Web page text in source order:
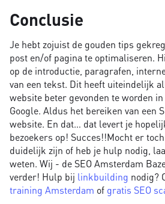
Conclusie
Je hebt zojuist de gouden tips
post en/of pagina te optimaliseren.
op de introductie, paragrafen,
van een tekst. Dit heeft uiteindelijk
website beter gevonden te worden
Google. Aldus het bereiken van een
website. En dat… dat levert je
bezoekers op! Succes!!Mocht er
duidelijk zijn of heb je hulp nodig,
weten. Wij - de SEO Amsterdam
verder! Hulp bij linkbuilding nodig?
training Amsterdam of gratis SEO